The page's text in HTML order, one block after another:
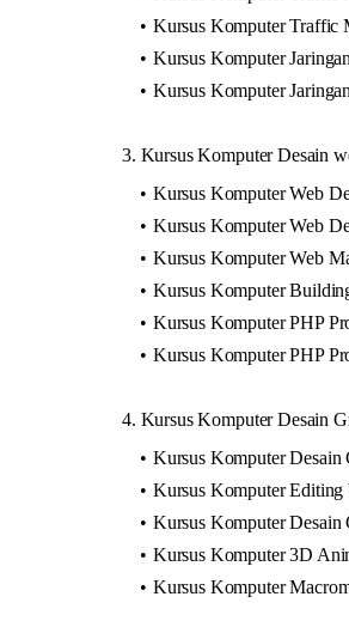
Kursus Komputer Traffic
Kursus Komputer
Kursus Komputer
3. Kursus Komputer Desain
Kursus Komputer Web
Kursus Komputer Web
Kursus Komputer Web
Kursus Komputer
Kursus Komputer PHP
Kursus Komputer PHP
4. Kursus Komputer Desain
Kursus Komputer
Kursus Komputer Editing
Kursus Komputer
Kursus Komputer 3D
Kursus Komputer